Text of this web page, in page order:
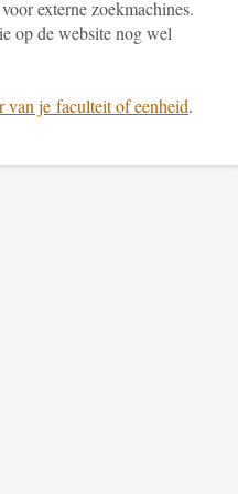
externe zoekmachines.
op de website nog wel
van je faculteit of eenheid.